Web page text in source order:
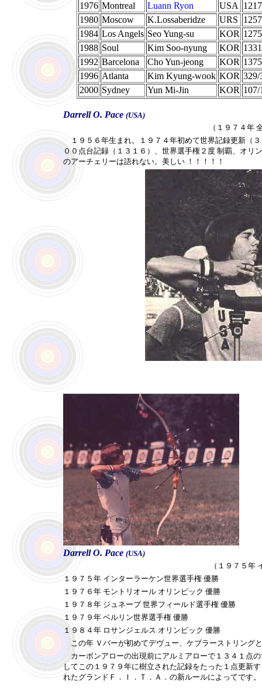
1976 Montreal Luann Ryon USA
1980 Moscow K.Lossaberidze URS
1984 Los Angels Seo Yung-su KOR
1988 Soul Kim Soo-nyung KOR
1992 Barcelona Cho Yun-jeong KOR
1996 Atlanta Kim Kyung-wook KOR 329/
2000 Sydney Yun Mi-Jin KOR 107/
Darrell O. Pace (USA)
（１９７４年
１９５６年生まれ。１９７４年初めて世界記録更新（
００点台記録（１３１６）、世界選手権２度 制覇、オ
のアーチェリーは語れない。美しい ！！！！！
Darrell O. Pace (USA)
（１９７５年
１９７５年 インターラーケン世界選手権 優勝
１９７６年 モントリオール オリンピック 優勝
１９７８年 ジュネーブ 世界フィールド選手権 優勝
１９７９年 ベルリン世界選手権 優勝
１９８４年 ロサンジェルス オリンピック 優勝
この年 Ｖバーが初めてデヴュー、ケブラーストリング
カーボンアローの出現前にアルミアローで１３４１点
してこの１９７９年に樹立された記録をたった１点更新
れたグランドＦ．Ｉ．Ｔ．Ａ．の新ルールによってです。